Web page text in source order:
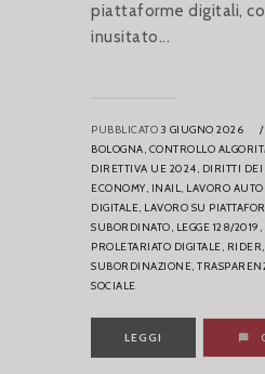
piattaforme digitali,
inusitato...
PUBBLICATO 3 GIUGNO 2026 /
BOLOGNA, CONTROLLO
DIRETTIVA UE 2024, DIRITTI DEI
ECONOMY, INAIL, LAVORO
DIGITALE, LAVORO SU
SUBORDINATO, LEGGE 128/2019,
PROLETARIATO DIGITALE, RIDER,
SUBORDINAZIONE,
SOCIALE
LEGGI